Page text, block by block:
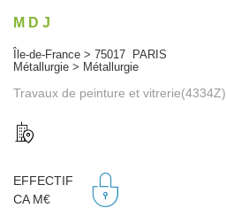
M D J
Île-de-France > 75017 PARIS
Métallurgie > Métallurgie
Travaux de peinture et vitrerie(4334Z)
EFFECTIF
CA M€